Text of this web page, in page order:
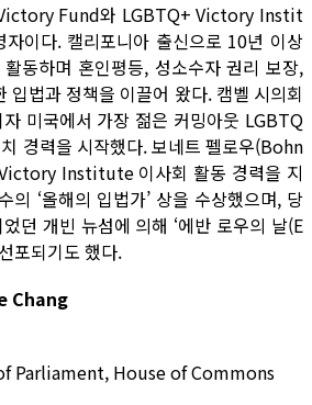
Fund와 LGBTQ+ Victory Instit
이다. 캘리포니아 출신으로 10년 이상
동하며 혼인평등, 성소수자 권리 보장,
입법과 정책을 이끌어 왔다. 캠벨 시의회
미국에서 가장 젊은 커밍아웃 LGBTQ
경력을 시작했다. 보네트 펠로우(Bohn
Institute 이사회 활동 경력을 지
의 ‘올해의 입법가’ 상을 수상했으며, 당
던 개빈 뉴섬에 의해 ‘에반 로우의 날(E
포되기도 했다.
Chang
Parliament, House of Commons